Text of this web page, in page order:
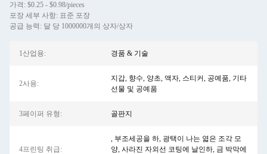
가격: $0.25 - $0.98/pieces
포장 세부 사항: 표준 포장
공급 능력: 달 당 1000000개의 상자/상자
1산업용: 경품 & 기술
2사용:
지갑, 향수, 양초, 액자, 스티커, 공예품, 기타
선물 및 공예품
3페이퍼 유형: 골판지
4프린팅 취급:
, 부조세공을 하, 광택이 나는 엷은 조각 모
양, 사라진 자외선 코팅에 날인하, 금 박막에